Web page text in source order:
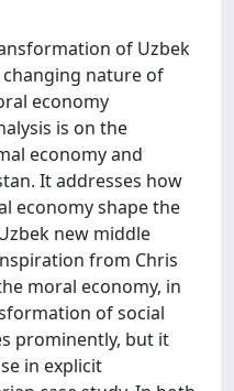
of Uzbek
nature of
economy
is on the
economy and
It addresses how
economy shape the
new middle
from Chris
moral economy, in
of social
prominently, but it
in explicit